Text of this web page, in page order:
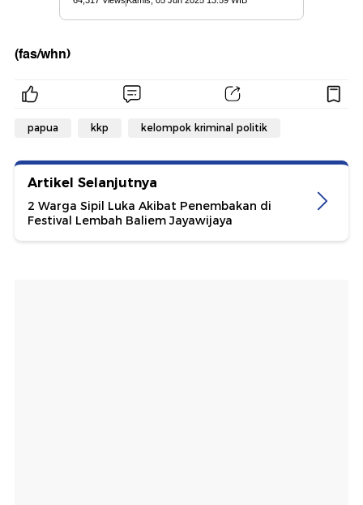
(fas/whn)
papua kkp kelompok kriminal politik
Artikel Selanjutnya
2 Warga Sipil Luka Akibat Penembakan di
Festival Lembah Baliem Jayawijaya